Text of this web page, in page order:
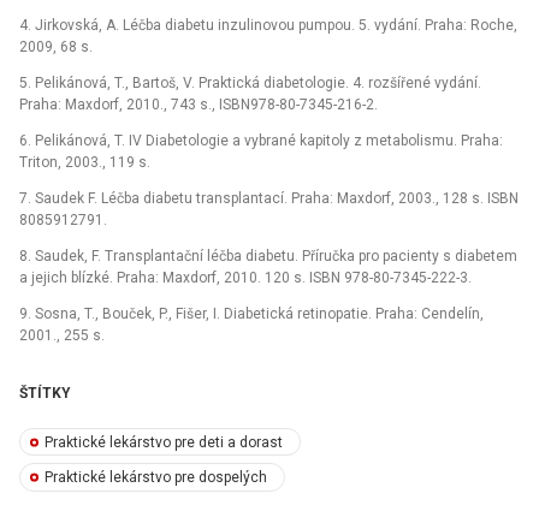
4. Jirkovská, A. Léčba diabetu inzulinovou pumpou. 5. vydání. Praha: Roche,
2009, 68 s.
5. Pelikánová, T., Bartoš, V. Praktická diabetologie. 4. rozšířené vydání.
Praha: Maxdorf, 2010., 743 s., ISBN978-80-7345-216-2.
6. Pelikánová, T. IV Diabetologie a vybrané kapitoly z metabolismu. Praha:
Triton, 2003., 119 s.
7. Saudek F. Léčba diabetu transplantací. Praha: Maxdorf, 2003., 128 s. ISBN
8085912791.
8. Saudek, F. Transplantační léčba diabetu. Příručka pro pacienty s diabetem
a jejich blízké. Praha: Maxdorf, 2010. 120 s. ISBN 978-80-7345-222-3.
9. Sosna, T., Bouček, P., Fišer, I. Diabetická retinopatie. Praha: Cendelín,
2001., 255 s.
ŠTÍTKY
Praktické lekárstvo pre deti a dorast
Praktické lekárstvo pre dospelých